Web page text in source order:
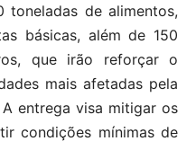
toneladas de alimentos,
básicas, além de 150
que irão reforçar o
mais afetadas pela
entrega visa mitigar os
condições mínimas de